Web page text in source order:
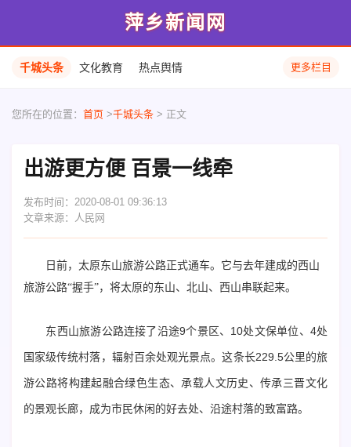
萍乡新闻网
千城头条 文化教育 热点舆情 更多栏目
您所在的位置： 首页 >千城头条 > 正文
出游更方便 百景一线牵
发布时间：2020-08-01 09:36:13
文章来源：人民网
日前，太原东山旅游公路正式通车。它与去年建成的西山
旅游公路“握手”，将太原的东山、北山、西山串联起来。
东西山旅游公路连接了沿途9个景区、10处文保单位、4处
国家级传统村落，辐射百余处观光景点。这条长229.5公里的旅
游公路将构建起融合绿色生态、承载人文历史、传承三晋文化
的景观长廊，成为市民休闲的好去处、沿途村落的致富路。